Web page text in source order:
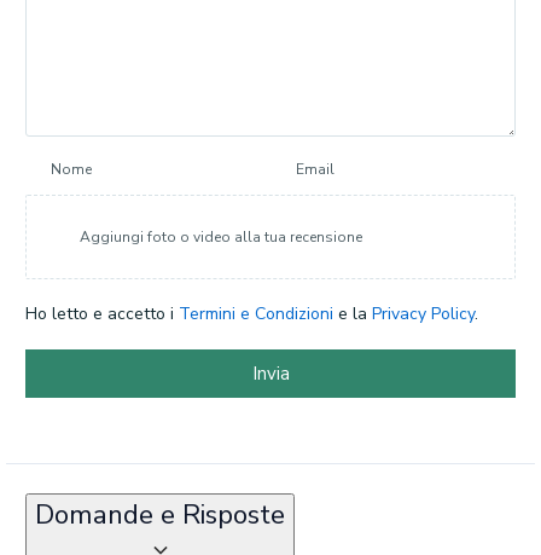
Nome Email
Aggiungi foto o video alla tua recensione
Ho letto e accetto i Termini e Condizioni e la Privacy Policy.
Invia
Domande e Risposte